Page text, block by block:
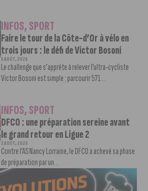
INFOS,SPORT
Faire le tour de la Côte-d’Or à vélo en
trois jours : le défi de Victor Bosoni
5 AOÛT, 2026
Le challenge que s’apprête à relever l’ultra-cycliste
Victor Bosoni est simple : parcourir 571...
INFOS,SPORT
DFCO : une préparation sereine avant
le grand retour en Ligue 2
3 AOÛT, 2026
Contre l’AS Nancy Lorraine, le DFCO a achevé sa phase
de préparation par un...